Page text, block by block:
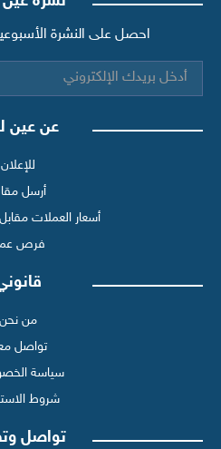
احصل على النشرة
عن عين
للإعلان
أرسل
أسعار العملات مقابل
فرص
من نحن
تواصل
سياسة
شروط
تواصل